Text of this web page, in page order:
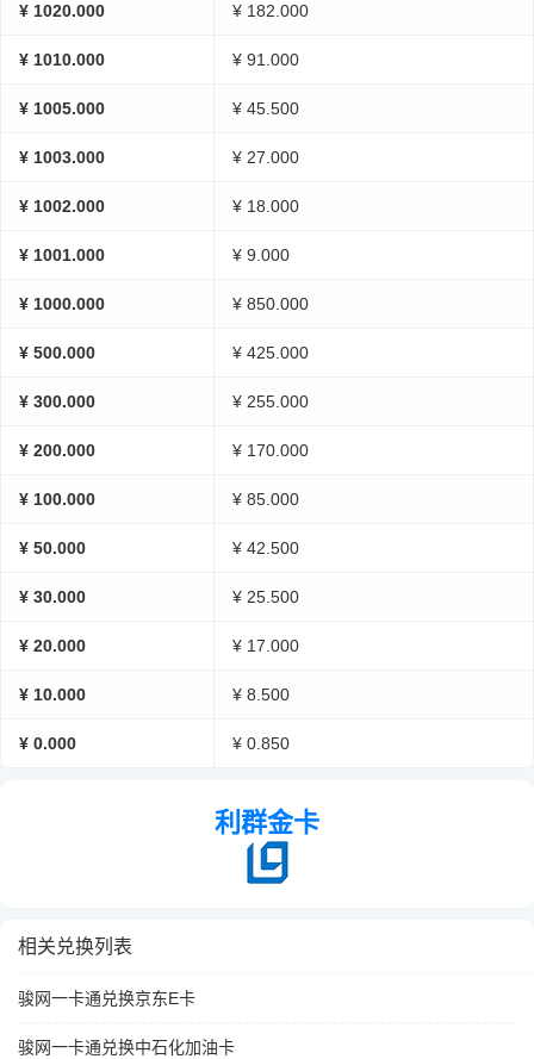
¥ 1020.000 ¥ 182.000
¥ 1010.000 ¥ 91.000
¥ 1005.000 ¥ 45.500
¥ 1003.000 ¥ 27.000
¥ 1002.000 ¥ 18.000
¥ 1001.000 ¥ 9.000
¥ 1000.000 ¥ 850.000
¥ 500.000 ¥ 425.000
¥ 300.000 ¥ 255.000
¥ 200.000 ¥ 170.000
¥ 100.000 ¥ 85.000
¥ 50.000 ¥ 42.500
¥ 30.000 ¥ 25.500
¥ 20.000 ¥ 17.000
¥ 10.000 ¥ 8.500
¥ 0.000 ¥ 0.850
利群金卡
相关兑换列表
骏网一卡通兑换京东E卡
骏网一卡通兑换中石化加油卡